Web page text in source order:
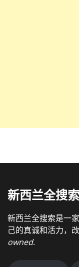
新西兰全搜
新西兰全搜索是一
己的真诚和活力，
owned.